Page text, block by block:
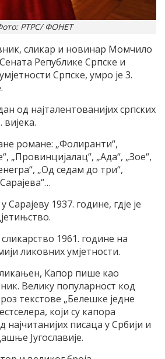
РТРС/ ФОНЕТ
сликар и новинар Момчило
Републике Српске и
Српске, умро је 3.
од најталентованијих српских
романе: „Фолиранти“,
„Провинцијалац“, „Ада“, „Зое“,
„Од седам до три“,
Сарајеву 1937. године, гдје је
1961. године на
ликовних умјетности.
Капор пише као
Велику популарност код
текстове „Белешке једне
који су капора
најчитанијих писаца у Србији и
Југославије.